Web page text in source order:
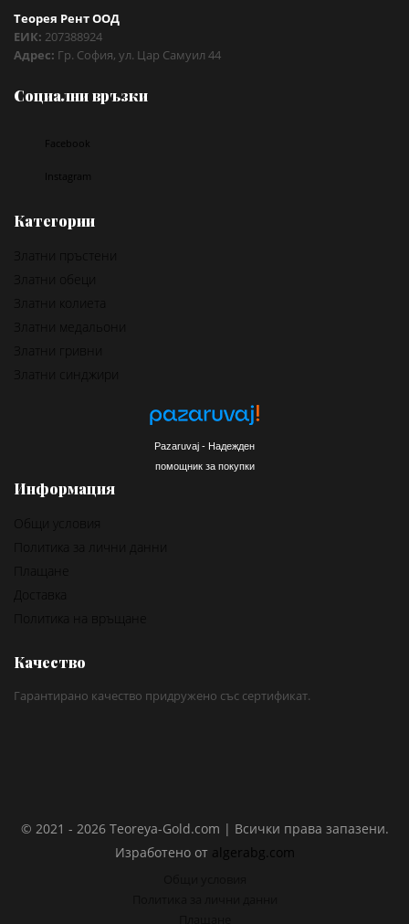
Теорея Рент ООД
ЕИК: 207388924
Адрес: Гр. София, ул. Цар Самуил 44
Социални връзки
Facebook
Instagram
Категории
Златни пръстени
Златни обеци
Златни колиета
Златни медальони
Златни гривни
Златни синджири
Pazaruvaj - Надежден
помощник за покупки
Информация
Общи условия
Политика за лични данни
Плащане
Доставка
Политика на връщане
Качество
Гарантирано качество придружено със сертификат.
© 2021 - 2026 Teoreya-Gold.com | Всички права запазени.
Изработено от algerabg.com